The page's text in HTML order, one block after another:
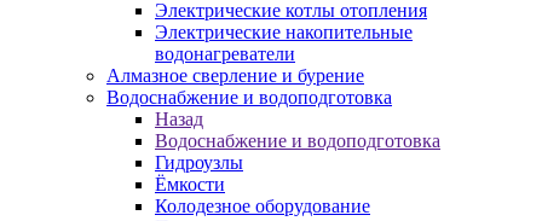
Электрические котлы отопления
Электрические накопительные
водонагреватели
Алмазное сверление и бурение
Водоснабжение и водоподготовка
Назад
Водоснабжение и водоподготовка
Гидроузлы
Ёмкости
Колодезное оборудование